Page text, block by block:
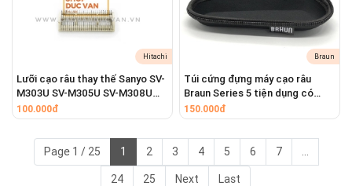
Hitachi
Lưỡi cạo râu thay thế Sanyo SV-
M303U SV-M305U SV-M308U
SV-M730 SV-M701
100.000đ
Braun
Túi cứng đựng máy cạo râu
Braun Series 5 tiện dụng có
khóa kéo mang theo du lịch
150.000đ
Page 1 / 25 1 2 3 4 5 6 7
24 25 Next Last